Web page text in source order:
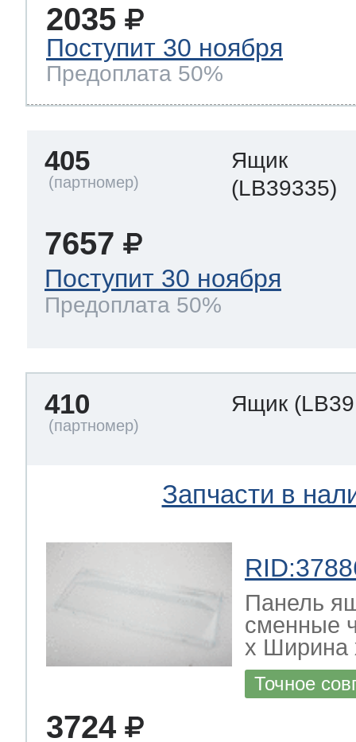
2035
Поступит 30 ноября
Предоплата 50%
405
Ящик
(LB39335)
7657
Поступит 30 ноября
Предоплата 50%
410 Ящик
Запчасти в
Панель
сменные
х Ширина
Точное
3724